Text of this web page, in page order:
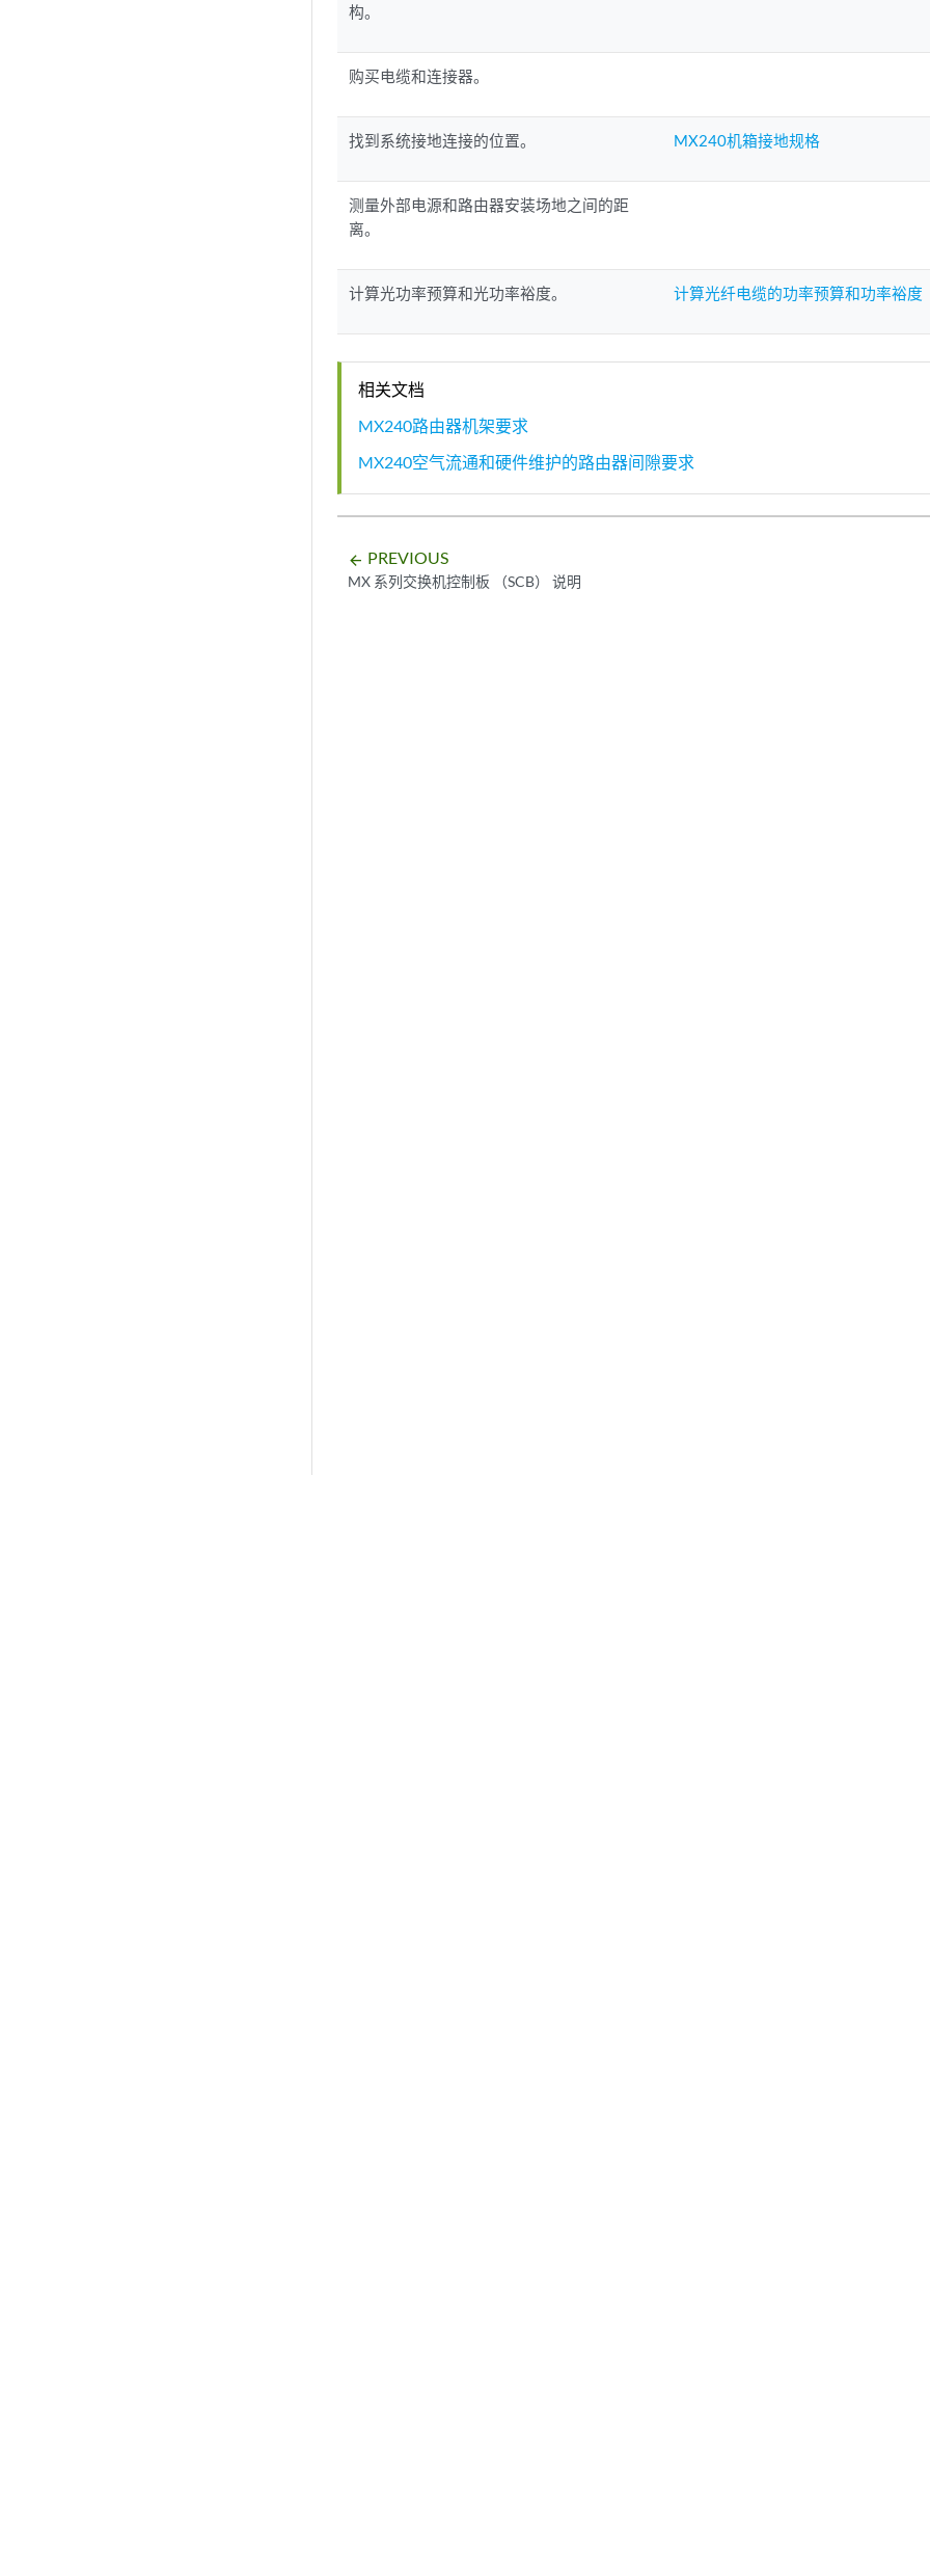
构。
购买电缆和连接器。
找到系统接地连接的位置。 MX240机箱接地规格
测量外部电源和路由器安装场地之间的距
离。
计算光功率预算和光功率裕度。 计算光纤电缆的功率预算和功率裕度
相关文档
MX240路由器机架要求
MX240空气流通和硬件维护的路由器间隙要求
arrow_backward PREVIOUS
MX 系列交换机控制板 （SCB） 说明